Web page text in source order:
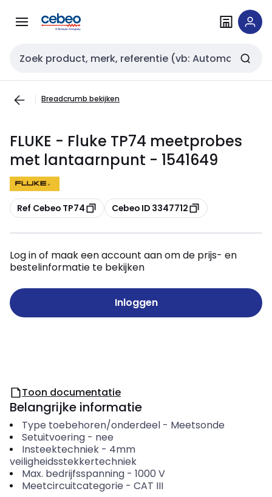
naar
naar
Zoekveld invoer
Breadcrumb bekijken
FLUKE - Fluke TP74 meetprobes
met lantaarnpunt - 1541649
Kopiëren
Ref Cebeo TP74 Kopiëren
Cebeo ID 3347712
Log in of maak een account aan om de prijs- en
bestelinformatie te bekijken
Inloggen
Toon documentatie
Belangrijke informatie
Type toebehoren/onderdeel- Meetsonde
Setuitvoering- nee
Insteektechniek- 4mm
veiligheidsstekkertechniek
Max. bedrijfsspanning- 1000 V
Meetcircuitcategorie - CAT III